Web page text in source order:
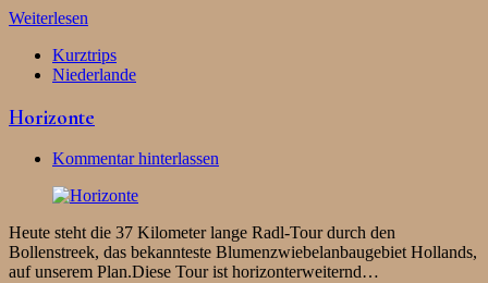
Weiterlesen
Kurztrips
Niederlande
Horizonte
Kommentar hinterlassen
Heute steht die 37 Kilometer lange Radl-Tour durch den
Bollenstreek, das bekannteste Blumenzwiebelanbaugebiet Hollands,
auf unserem Plan.Diese Tour ist horizonterweiternd…